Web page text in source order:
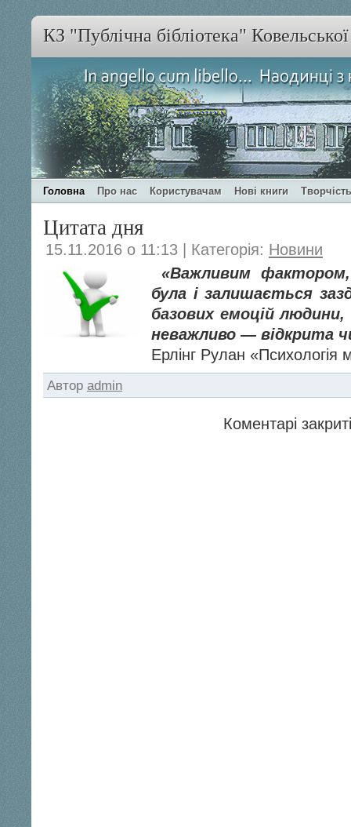
КЗ "Публічна бібліотека"
Головна Про нас Користувачам Нові книги
Цитата дня
15.11.2016 о 11:13 | Категорія: Новини
«Важливим
була і залишається
базових емоцій
неважливо — відкрита
Ерлінг Рулан «Психологія
Автор admin
Коментарі